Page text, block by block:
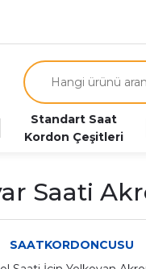
Standart Saat
Kordon Çeşitleri
Saati
SAATKORDONCUSU